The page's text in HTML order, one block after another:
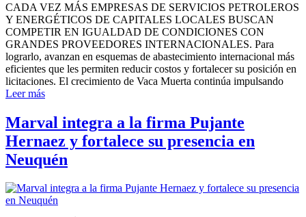
CADA VEZ MÁS EMPRESAS DE SERVICIOS PETROLEROS
Y ENERGÉTICOS DE CAPITALES LOCALES BUSCAN
COMPETIR EN IGUALDAD DE CONDICIONES CON
GRANDES PROVEEDORES INTERNACIONALES. Para
lograrlo, avanzan en esquemas de abastecimiento internacional más
eficientes que les permiten reducir costos y fortalecer su posición en
licitaciones. El crecimiento de Vaca Muerta continúa impulsando
Leer más
Marval integra a la firma Pujante
Hernaez y fortalece su presencia en
Neuquén